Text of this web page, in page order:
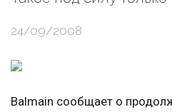
24/09/2008
Balmain сообщает о